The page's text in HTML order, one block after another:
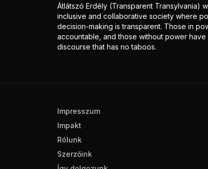
Átlátszó Erdély (Transparent Transylvania)
inclusive and collaborative society where
decision-making is transparent. Those in
accountable, and those without power
discourse that has no taboos.
Impresszum
Impakt
Rólunk
Szerzőink